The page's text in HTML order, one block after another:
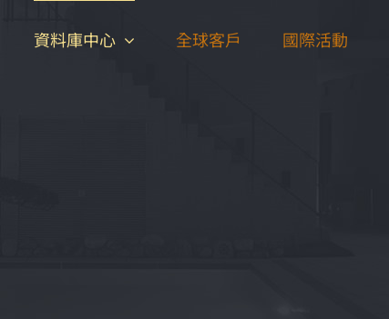
資料庫中心 全球客戶 國際活動